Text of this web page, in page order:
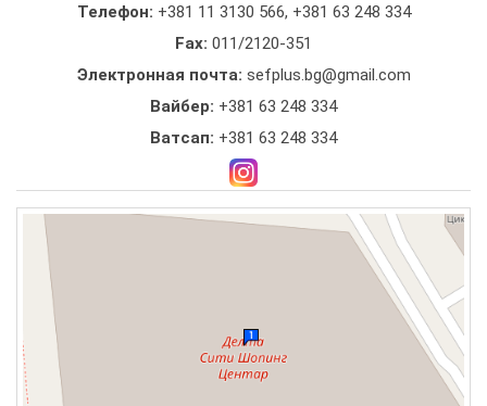
Телефон: +381 11 3130 566, +381 63 248 334
Fax: 011/2120-351
Электронная почта: sefplus.bg@gmail.com
Вайбер: +381 63 248 334
Ватсап: +381 63 248 334